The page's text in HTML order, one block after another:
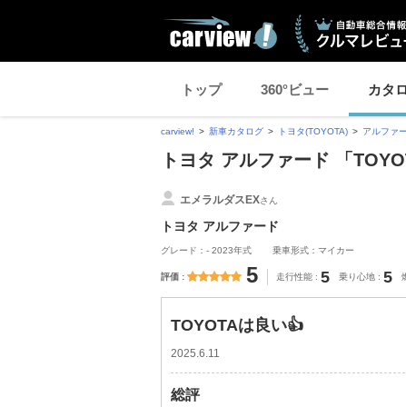
トップ 360°ビュー カタ
carview! 新車カタログ トヨタ(TOYOTA) アルファ
トヨタ アルファード 「
エメラルダスEXさん
トヨタ アルファード
グレード：- 2023年式 乗車形式：マイカー
評価 5 走行性能 5 乗り心地 5
TOYOTAは良い👍
2025.6.11
総評